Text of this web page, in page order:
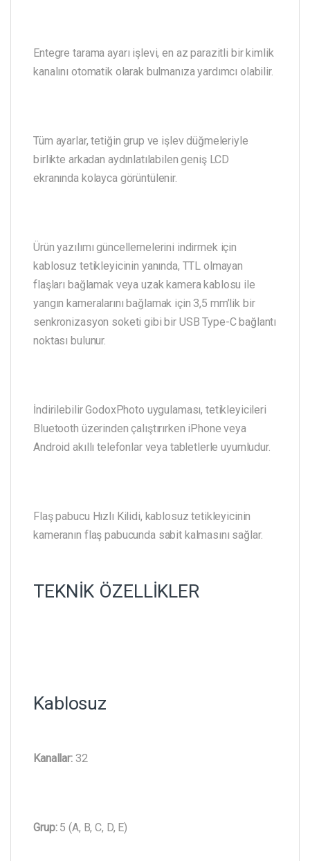
Entegre tarama ayarı işlevi, en az parazitli bir kimlik
kanalını otomatik olarak bulmanıza yardımcı olabilir.
Tüm ayarlar, tetiğin grup ve işlev düğmeleriyle
birlikte arkadan aydınlatılabilen geniş LCD
ekranında kolayca görüntülenir.
Ürün yazılımı güncellemelerini indirmek için
kablosuz tetikleyicinin yanında, TTL olmayan
flaşları bağlamak veya uzak kamera kablosu ile
yangın kameralarını bağlamak için 3,5 mm’lik bir
senkronizasyon soketi gibi bir USB Type-C bağlantı
noktası bulunur.
İndirilebilir GodoxPhoto uygulaması, tetikleyicileri
Bluetooth üzerinden çalıştırırken iPhone veya
Android akıllı telefonlar veya tabletlerle uyumludur.
Flaş pabucu Hızlı Kilidi, kablosuz tetikleyicinin
kameranın flaş pabucunda sabit kalmasını sağlar.
TEKNİK ÖZELLİKLER
Kablosuz
Kanallar:32
Grup:5 (A, B, C, D, E)